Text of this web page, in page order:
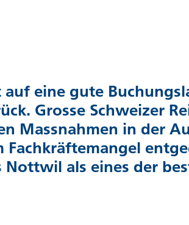
eine gute
Grosse Schweizer
Massnahmen in der
als eines der